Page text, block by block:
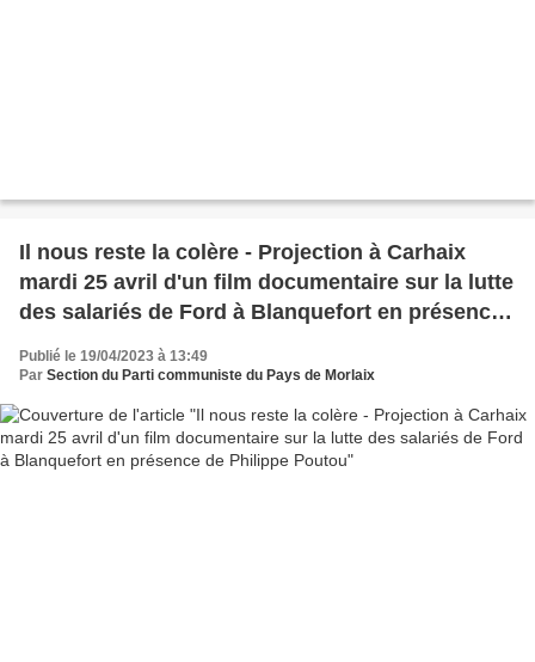
Il nous reste la colère - Projection à Carhaix
mardi 25 avril d'un film documentaire sur la lutte
des salariés de Ford à Blanquefort en présence
Publié le 19/04/2023 à 13:49
Par Section du Parti communiste du Pays de Morlaix